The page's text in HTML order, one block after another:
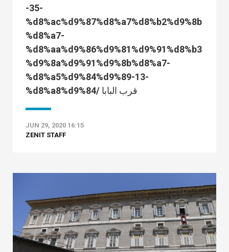
-35-
%d8%ac%d9%87%d8%a7%d8%b2%d9%8b
%d8%a7-
%d8%aa%d9%86%d9%81%d9%91%d8%b3
%d9%8a%d9%91%d9%8b%d8%a7-
%d8%a5%d9%84%d9%89-13-
%d8%a8%d9%84/ قرب البابا
JUN 29, 2020 16:15
ZENIT STAFF